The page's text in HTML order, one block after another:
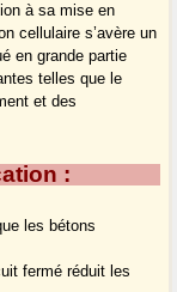
à sa mise en
cellulaire s’avère un
en grande partie
telles que le
et des
:
les bétons
fermé réduit les